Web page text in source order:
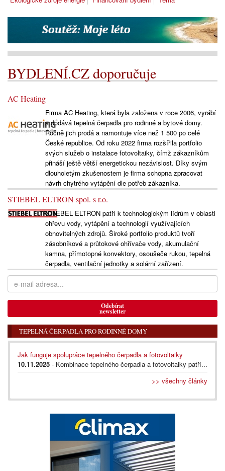
BYDLENÍ.CZ doporučuje
AC Heating
Firma AC Heating, která byla založena v roce 2006, vyrábí
a dodává tepelná čerpadla pro rodinné a bytové domy.
Ročně jich prodá a namontuje více než 1 500 po celé
České republice. Od roku 2022 firma rozšířila portfolio
svých služeb o instalace fotovoltaiky, čímž zákazníkům
přináší ještě větší energetickou nezávislost. Díky svým
dlouholetým zkušenostem je firma schopna zpracovat
návrh chytrého vytápění dle potřeb zákazníka.
STIEBEL ELTRON spol. s r.o.
STIEBEL ELTRON patří k technologickým lídrům v oblasti
ohřevu vody, vytápění a technologií využívajících
obnovitelných zdrojů. Široké portfolio produktů tvoří
zásobníkové a průtokové ohřívače vody, akumulační
kamna, přímotopné konvektory, osoušeče rukou, tepelná
čerpadla, ventilační jednotky a solární zařízení.
Odebírat
newsletter
TEPELNÁ ČERPADLA PRO RODINNÉ DOMY
Jak funguje spolupráce tepelného čerpadla a fotovoltaiky
10.11.2025 - Kombinace tepelného čerpadla a fotovoltaiky patří...
>> všechny články